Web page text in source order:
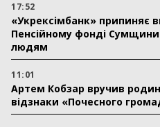
17:52
«Укрексімбанк» припиняє
Пенсійному фонді
людям
11:01
Артем Кобзар вручив
відзнаки «Почесного